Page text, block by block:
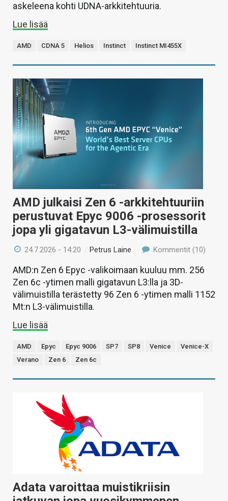
askeleena kohti UDNA-arkkitehtuuria.
Lue lisää
AMD CDNA 5 Helios Instinct Instinct MI455X
AMD julkaisi Zen 6 -arkkitehtuuriin
perustuvat Epyc 9006 -prosessorit
jopa yli gigatavun L3-välimuistilla
24.7.2026 - 14:20 /Petrus Laine Kommentit (10)
AMD:n Zen 6 Epyc -valikoimaan kuuluu mm. 256
Zen 6c -ytimen malli gigatavun L3:lla ja 3D-
välimuistilla terästetty 96 Zen 6 -ytimen malli 1152
Mt:n L3-välimuistilla.
Lue lisää
AMD Epyc Epyc 9006 SP7 SP8 Venice
Venice-X
Verano
Zen 6 Zen 6c
Adata varoittaa muistikriisin